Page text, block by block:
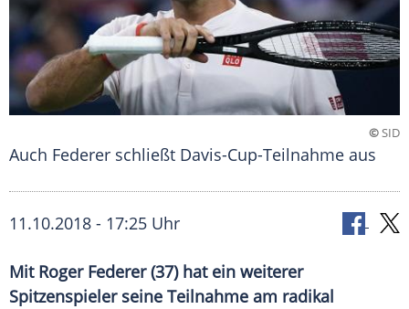
©SID
Auch Federer schließt Davis-Cup-Teilnahme aus
11.10.2018 - 17:25 Uhr
Mit Roger Federer (37) hat ein weiterer
Spitzenspieler seine Teilnahme am radikal